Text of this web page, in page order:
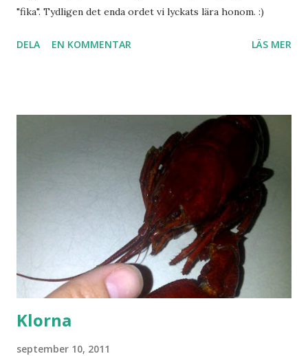
"fika". Tydligen det enda ordet vi lyckats lära honom. :)
DELA EN KOMMENTAR LÄS MER
Klorna
september 10, 2011